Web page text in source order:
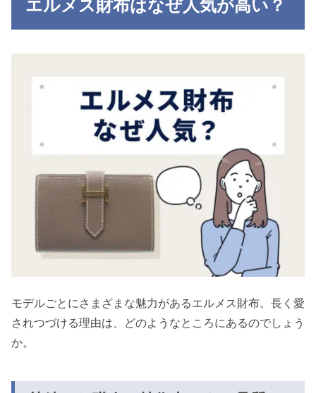
エルメス財布はなぜ人気が高い？
モデルごとにさまざまな魅力があるエルメス財布。長く愛
されつづける理由は、どのようなところにあるのでしょう
か。